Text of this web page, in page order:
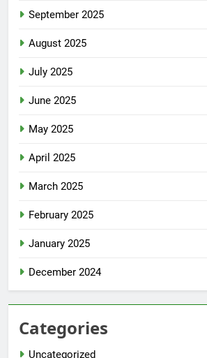
September 2025
August 2025
July 2025
June 2025
May 2025
April 2025
March 2025
February 2025
January 2025
December 2024
Categories
Uncategorized